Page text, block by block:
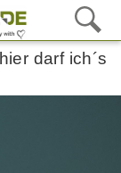
darf ich´s